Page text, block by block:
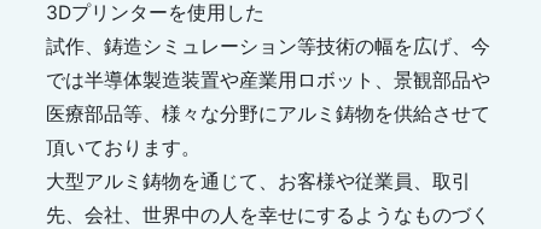
3Dプリンターを使用した
試作、鋳造シミュレーション等技術の幅を広げ、今
では半導体製造装置や産業用ロボット、景観部品や
医療部品等、様々な分野にアルミ鋳物を供給させて
頂いております。
大型アルミ鋳物を通じて、お客様や従業員、取引
先、会社、世界中の人を幸せにするようなものづく